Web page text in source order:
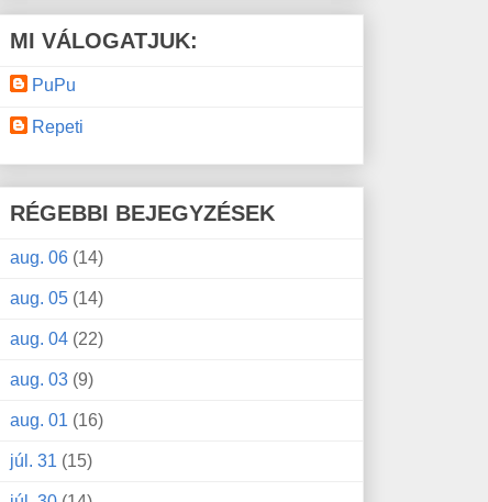
MI VÁLOGATJUK:
PuPu
Repeti
RÉGEBBI BEJEGYZÉSEK
aug. 06 (14)
aug. 05 (14)
aug. 04 (22)
aug. 03 (9)
aug. 01 (16)
júl. 31 (15)